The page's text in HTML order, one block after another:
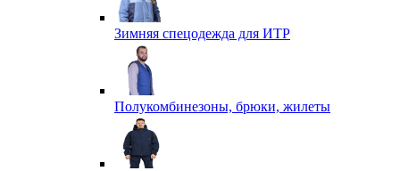
Зимняя спецодежда для ИТР
Полукомбинезоны, брюки, жилеты